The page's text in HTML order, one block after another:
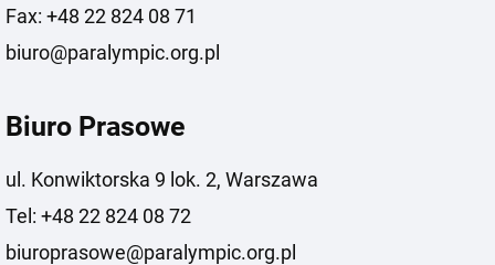
Fax: +48 22 824 08 71
biuro@paralympic.org.pl
Biuro Prasowe
ul. Konwiktorska 9 lok. 2, Warszawa
Tel: +48 22 824 08 72
biuroprasowe@paralympic.org.pl